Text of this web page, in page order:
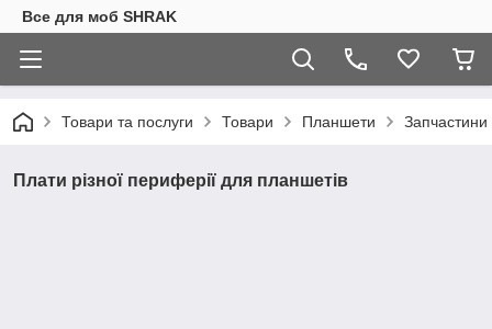
Все для моб SHRAK
Товари та послуги Товари Планшети Запчастини
Плати різної периферії для планшетів